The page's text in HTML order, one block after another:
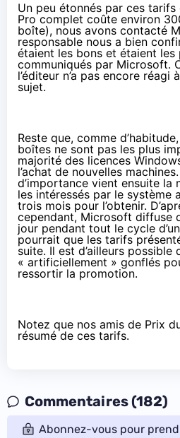
Un peu étonnés par ces
Pro complet coûte environ
boîte), nous avons contacté
responsable nous a bien
étaient les bons et étaient
communiqués par Microsoft.
l’éditeur n’a pas encore réagi
sujet.
Reste que, comme
boîtes ne sont pas les plus
majorité des licences
l’achat de nouvelles
d’importance vient ensuite la
les intéressés par le système
trois mois pour l’obtenir.
cependant, Microsoft diffuse
jour pendant tout le cycle
pourrait que les tarifs
suite. Il est d’ailleurs possible
« artificiellement » gonflés
ressortir la promotion.
Notez que nos amis de Prix
résumé de ces tarifs.
Commentaires (182)
Abonnez-vous pour